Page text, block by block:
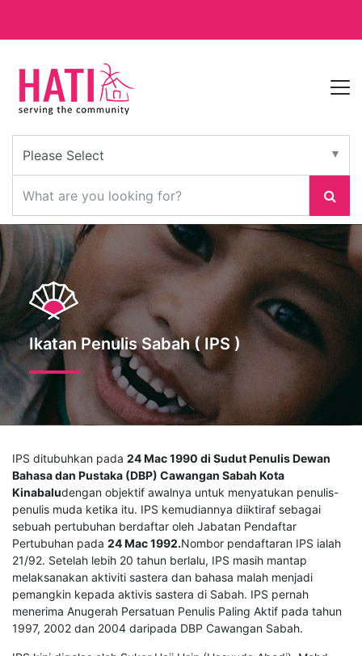
Ikatan Penulis Sabah ( IPS )
IPS ditubuhkan pada 24 Mac 1990 di Sudut Penulis Dewan
Bahasa dan Pustaka (DBP) Cawangan Sabah Kota
Kinabaludengan objektif awalnya untuk menyatukan penulis-
penulis muda ketika itu. IPS kemudiannya diiktiraf sebagai
sebuah pertubuhan berdaftar oleh Jabatan Pendaftar
Pertubuhan pada 24 Mac 1992.Nombor pendaftaran IPS ialah
21/92. Setelah lebih 20 tahun berlalu, IPS masih mantap
melaksanakan aktiviti sastera dan bahasa malah menjadi
pemangkin kepada aktivis sastera di Sabah. IPS pernah
menerima Anugerah Persatuan Penulis Paling Aktif pada tahun
1997, 2002 dan 2004 daripada DBP Cawangan Sabah.